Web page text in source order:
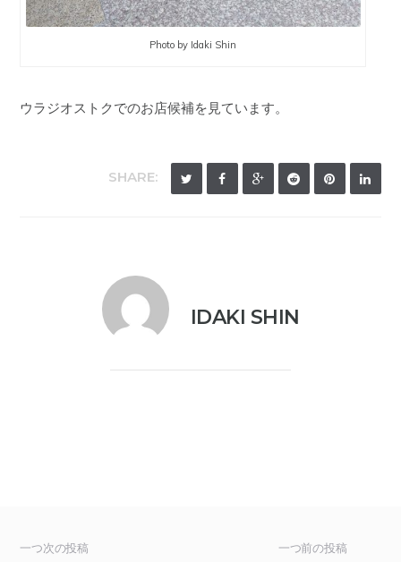
Photo by Idaki Shin
ウラジオストクでのお店候補を見ています。
SHARE:
IDAKI SHIN
一つ前の投稿
一つ次の投稿